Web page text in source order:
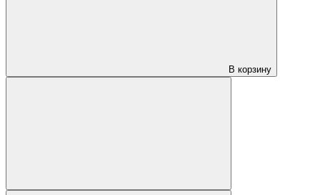
В корзину